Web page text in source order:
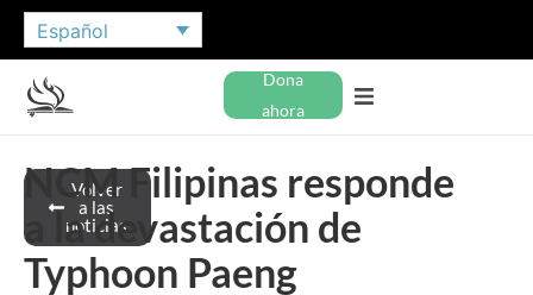
Español
Dona
ahora
Volver
a las
noticias
NCM Filipinas responde
a la devastación de
Typhoon Paeng